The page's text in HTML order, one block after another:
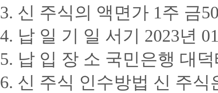
3. 신 주식의 액면가 1주 금
4. 납 일 기 일 서기 2023년
5. 납 입 장 소 국민은행 대
6. 신 주식 인수방법 신 주